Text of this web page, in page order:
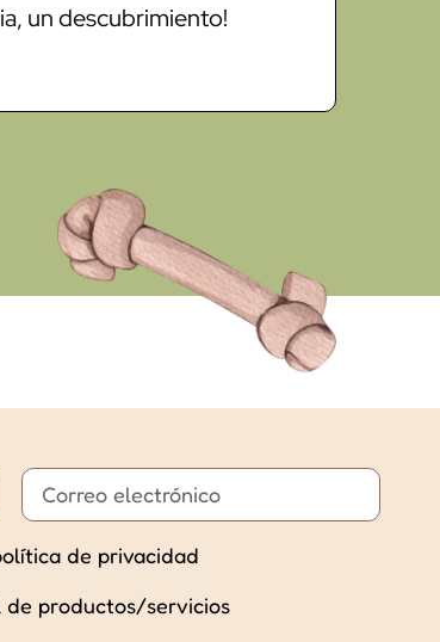
un descubrimiento!
de privacidad
de productos/servicios